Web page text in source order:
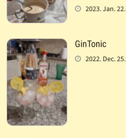
2023. Jan. 22.
GinTonic
2022. Dec. 25.